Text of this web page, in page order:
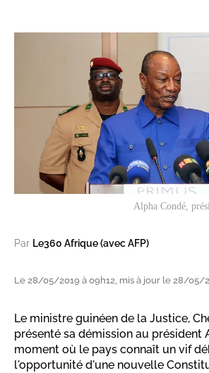
Alpha Condé,
Par Le360 Afrique (avec AFP)
Le 28/05/2019 à 09h12, mis à jour le 28/05/
Le ministre guinéen de la Justice,
présenté sa démission au président
moment où le pays connaît un vif
l'opportunité d'une nouvelle